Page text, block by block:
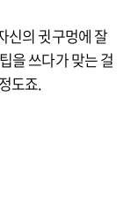
신의 귓구멍에 잘
을 쓰다가 맞는 걸
도죠.